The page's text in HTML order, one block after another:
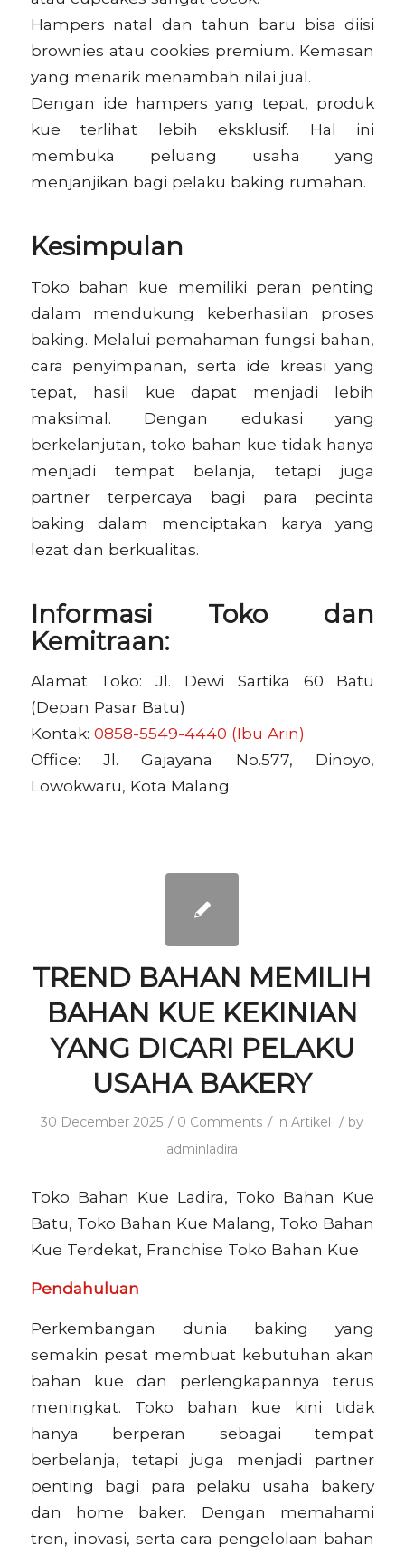
Hampers natal dan tahun baru bisa diisi
brownies atau cookies premium. Kemasan
yang menarik menambah nilai jual.
Dengan ide hampers yang tepat, produk
kue terlihat lebih eksklusif. Hal ini
membuka peluang usaha yang
menjanjikan bagi pelaku baking rumahan.
Kesimpulan
Toko bahan kue memiliki peran penting
dalam mendukung keberhasilan proses
baking. Melalui pemahaman fungsi bahan,
cara penyimpanan, serta ide kreasi yang
tepat, hasil kue dapat menjadi lebih
maksimal. Dengan edukasi yang
berkelanjutan, toko bahan kue tidak hanya
menjadi tempat belanja, tetapi juga
partner terpercaya bagi para pecinta
baking dalam menciptakan karya yang
lezat dan berkualitas.
Informasi Toko dan
Kemitraan:
Alamat Toko: Jl. Dewi Sartika 60 Batu
(Depan Pasar Batu)
Kontak: 0858-5549-4440 (Ibu Arin)
Office: Jl. Gajayana No.577, Dinoyo,
Lowokwaru, Kota Malang
TREND BAHAN MEMILIH
BAHAN KUE KEKINIAN
YANG DICARI PELAKU
USAHA BAKERY
30 December 2025 / 0 Comments / inArtikel / by
adminladira
Toko Bahan Kue Ladira, Toko Bahan Kue
Batu, Toko Bahan Kue Malang, Toko Bahan
Kue Terdekat, Franchise Toko Bahan Kue
Pendahuluan
Perkembangan dunia baking yang
semakin pesat membuat kebutuhan akan
bahan kue dan perlengkapannya terus
meningkat. Toko bahan kue kini tidak
hanya berperan sebagai tempat
berbelanja, tetapi juga menjadi partner
penting bagi para pelaku usaha bakery
dan home baker. Dengan memahami
tren, inovasi, serta cara pengelolaan bahan